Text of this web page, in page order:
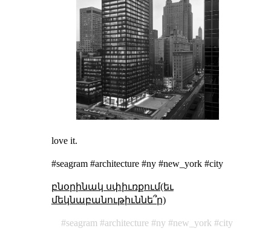
love it.
#seagram #architecture #ny #new_york #city
բնօրինակ սփիւռքում(եւ
մեկնաբանութիւննե՞ր)
seagram architecture ny new_york
city